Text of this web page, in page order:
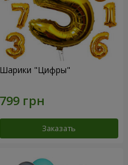
Шарики "Цифры"
Заказать